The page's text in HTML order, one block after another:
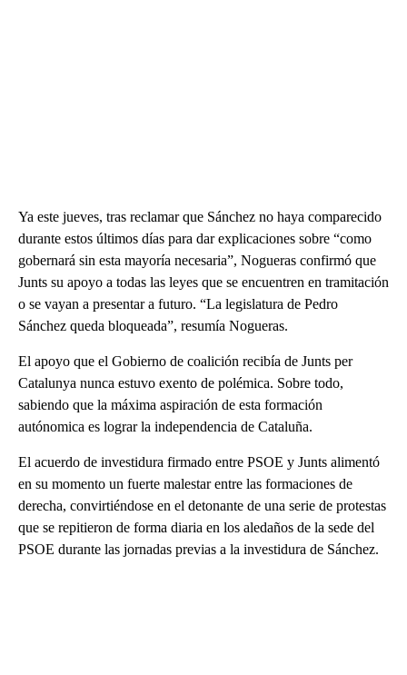
Ya este jueves, tras reclamar que Sánchez no haya comparecido
durante estos últimos días para dar explicaciones sobre “como
gobernará sin esta mayoría necesaria”, Nogueras confirmó que
Junts su apoyo a todas las leyes que se encuentren en tramitación
o se vayan a presentar a futuro. “La legislatura de Pedro
Sánchez queda bloqueada”, resumía Nogueras.
El apoyo que el Gobierno de coalición recibía de Junts per
Catalunya nunca estuvo exento de polémica. Sobre todo,
sabiendo que la máxima aspiración de esta formación
autónomica es lograr la independencia de Cataluña.
El acuerdo de investidura firmado entre PSOE y Junts alimentó
en su momento un fuerte malestar entre las formaciones de
derecha, convirtiéndose en el detonante de una serie de protestas
que se repitieron de forma diaria en los aledaños de la sede del
PSOE durante las jornadas previas a la investidura de Sánchez.